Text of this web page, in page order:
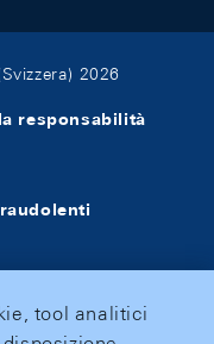
2026
responsabilità
tool analitici